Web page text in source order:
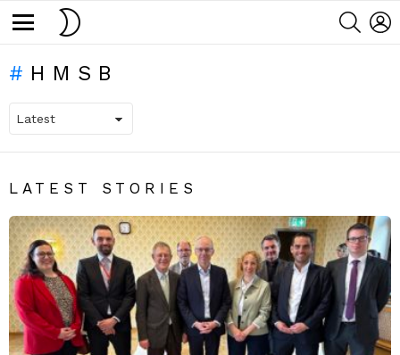
HMSB
LATEST STORIES